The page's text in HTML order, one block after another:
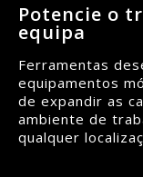
Potencie o
equipa
Ferramentas
equipamentos
de expandir as
ambiente de
qualquer